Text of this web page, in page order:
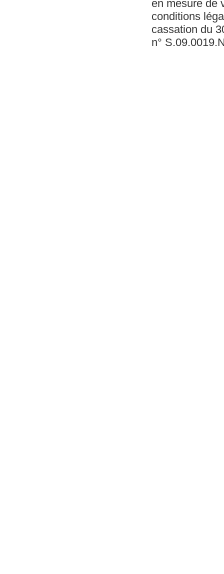
en mesure de
conditions
cassation du
n°